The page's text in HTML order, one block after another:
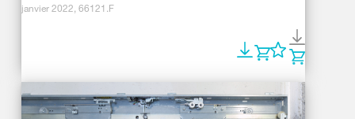
janvier 2022, 66121.F